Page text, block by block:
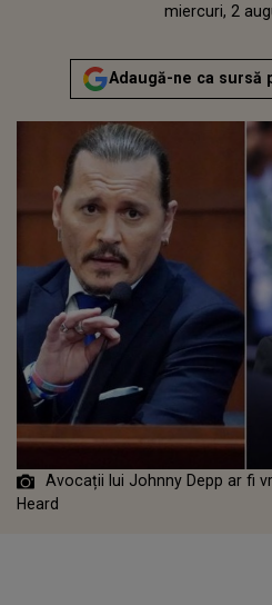
Actualizat:
miercuri, 2
Adaugă-ne ca sursă
Avocații lui Johnny Depp ar fi
Heard